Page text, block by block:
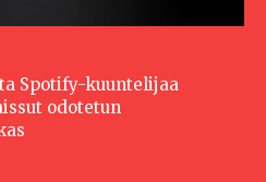
Spotify-kuuntelijaa
odotetun